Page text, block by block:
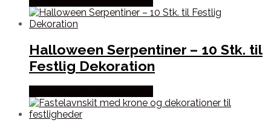
Halloween Serpentiner – 10 Stk. til
Festlig Dekoration